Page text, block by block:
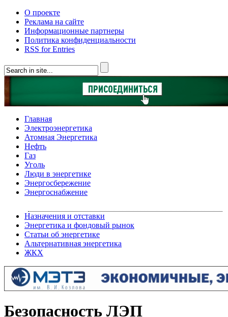
О проекте
Реклама на сайте
Информационные партнеры
Политика конфиденциальности
RSS for Entries
Главная
Электроэнергетика
Атомная Энергетика
Нефть
Газ
Уголь
Люди в энергетике
Энергосбережение
Энергоснабжение
Назначения и отставки
Энергетика и фондовый рынок
Статьи об энергетике
Альтернативная энергетика
ЖКХ
Безопасность ЛЭП